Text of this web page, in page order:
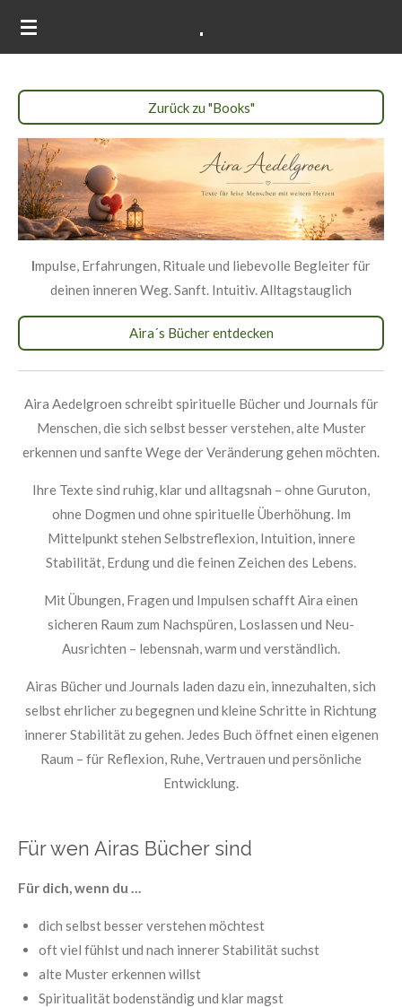
Zum
.
Zurück zu "Books"
Impulse, Erfahrungen, Rituale und liebevolle Begleiter für
deinen inneren Weg. Sanft. Intuitiv. Alltagstauglich
Aira´s Bücher entdecken
Aira Aedelgroen schreibt spirituelle Bücher und Journals für
Menschen, die sich selbst besser verstehen, alte Muster
erkennen und sanfte Wege der Veränderung gehen möchten.
Ihre Texte sind ruhig, klar und alltagsnah – ohne Guruton,
ohne Dogmen und ohne spirituelle Überhöhung. Im
Mittelpunkt stehen Selbstreflexion, Intuition, innere
Stabilität, Erdung und die feinen Zeichen des Lebens.
Mit Übungen, Fragen und Impulsen schafft Aira einen
sicheren Raum zum Nachspüren, Loslassen und Neu-
Ausrichten – lebensnah, warm und verständlich.
Airas Bücher und Journals laden dazu ein, innezuhalten, sich
selbst ehrlicher zu begegnen und kleine Schritte in Richtung
innerer Stabilität zu gehen. Jedes Buch öffnet einen eigenen
Raum – für Reflexion, Ruhe, Vertrauen und persönliche
Entwicklung.
Für wen Airas Bücher sind
Für dich, wenn du …
dich selbst besser verstehen möchtest
oft viel fühlst und nach innerer Stabilität suchst
alte Muster erkennen willst
Spiritualität bodenständig und klar magst